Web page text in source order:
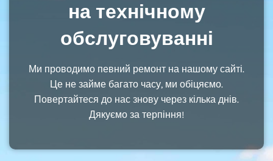
на технічному
обслуговуванні
Ми проводимо певний ремонт на нашому сайті.
Це не займе багато часу, ми обіцяємо.
Повертайтеся до нас знову через кілька днів.
Дякуємо за терпіння!